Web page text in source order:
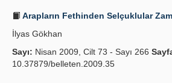
Arapların Fethinden Selçuklular
İlyas Gökhan
Sayı: Nisan 2009, Cilt 73 - Sayı 266
10.37879/belleten.2009.35